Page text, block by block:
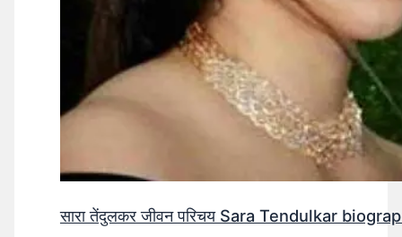
सारा तेंदुलकर जीवन परिचय Sara Tendulkar